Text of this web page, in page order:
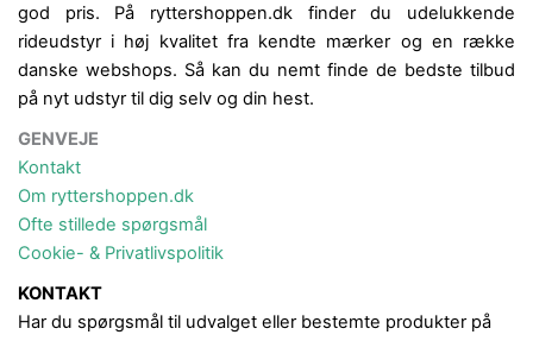
god pris. På ryttershoppen.dk finder du udelukkende
rideudstyr i høj kvalitet fra kendte mærker og en række
danske webshops. Så kan du nemt finde de bedste tilbud
på nyt udstyr til dig selv og din hest.
GENVEJE
Kontakt
Om ryttershoppen.dk
Ofte stillede spørgsmål
Cookie- & Privatlivspolitik
KONTAKT
Har du spørgsmål til udvalget eller bestemte produkter på